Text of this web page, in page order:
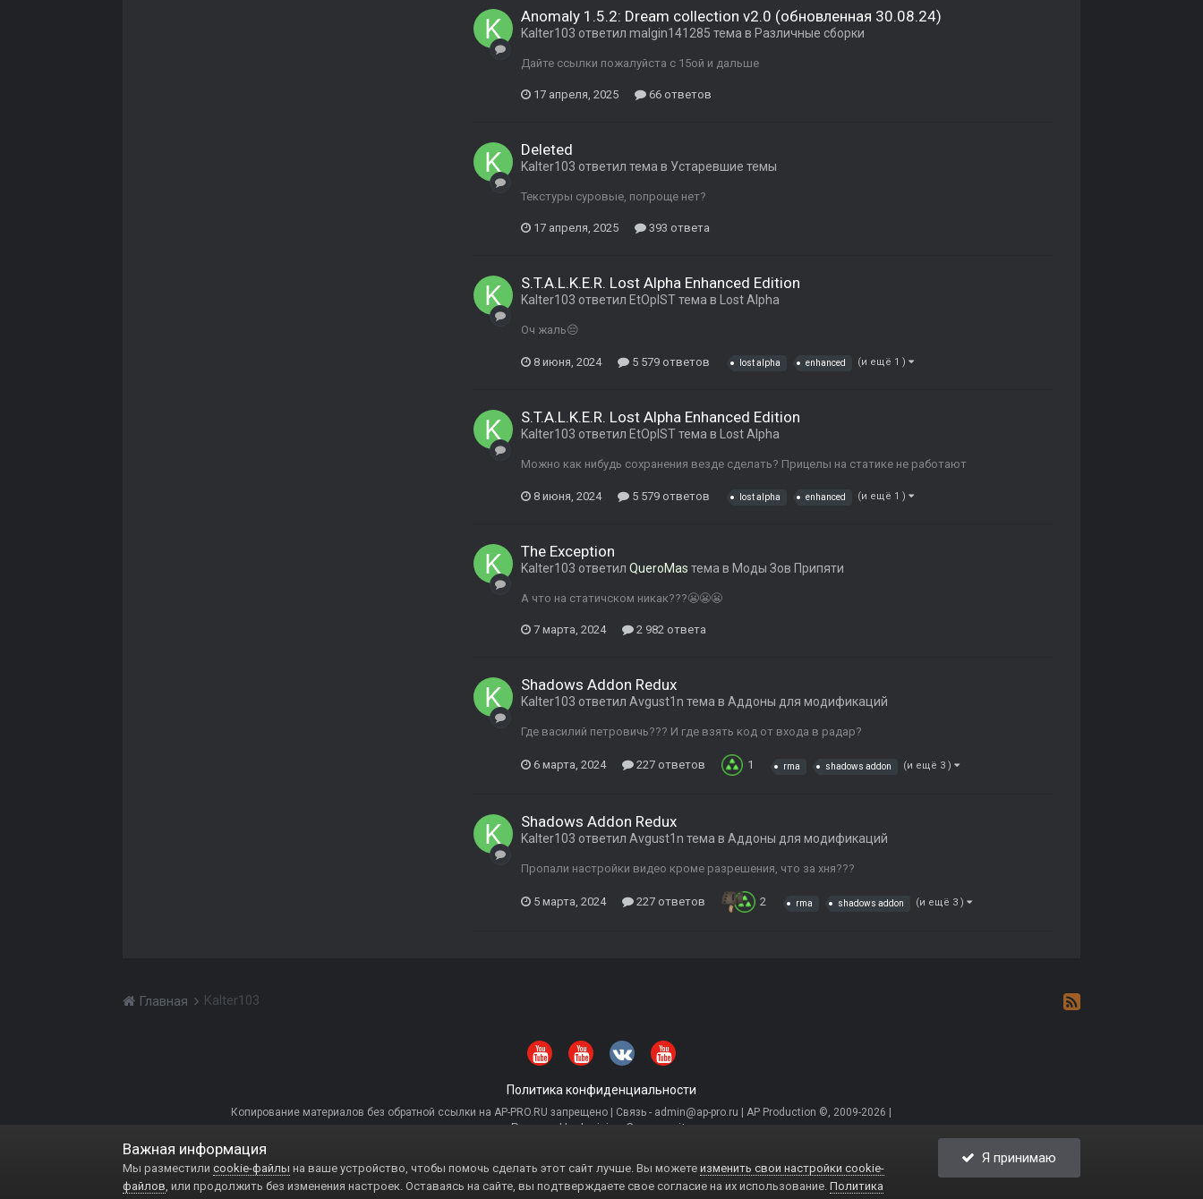
Anomaly 1.5.2: Dream collection v2.0 (обновленная 30.08.24)
Kalter103 ответил malgin141285 тема в Различные сборки
Дайте ссылки пожалуйста c 15ой и дальше
17 апреля, 2025 66 ответов
Deleted
Kalter103 ответил тема в Устаревшие темы
Текстуры суровые, попроще нет?
17 апреля, 2025 393 ответа
S.T.A.L.K.E.R. Lost Alpha Enhanced Edition
Kalter103 ответил EtOpISTтема в Lost Alpha
Оч жаль😔
8 июня, 2024 5 579 ответов lost alpha enhanced (и ещё 1 )
S.T.A.L.K.E.R. Lost Alpha Enhanced Edition
Kalter103 ответил EtOpISTтема в Lost Alpha
Можно как нибудь сохранения везде сделать? Прицелы на статике не работают
8 июня, 2024 5 579 ответов lost alpha enhanced (и ещё 1 )
The Exception
Kalter103 ответил QueroMas тема в Моды Зов Припяти
А что на статичском никак???😬😬😬
7 марта, 2024 2 982 ответа
Shadows Addon Redux
Kalter103 ответил Avgust1n тема в Аддоны для модификаций
Где василий петровичь??? И где взять код от входа в радар?
6 марта, 2024 227 ответов 1 rma shadows addon (и ещё 3 )
Shadows Addon Redux
Kalter103 ответил Avgust1n тема в Аддоны для модификаций
Пропали настройки видео кроме разрешения, что за хня???
5 марта, 2024 227 ответов 2 rma shadows addon (и ещё 3 )
Главная Kalter103
Политика конфиденциальности
Копирование материалов без обратной ссылки на AP-PRO.RU запрещено | Связь - admin@ap-pro.ru | AP Production ©, 2009-2026 |
Powered by Invision Community
Важная информация
Мы разместили cookie-файлы на ваше устройство, чтобы помочь сделать этот сайт лучше. Вы можете изменить свои настройки cookie-
файлов, или продолжить без изменения настроек. Оставаясь на сайте, вы подтверждаете свое согласие на их использование. Политика
Я принимаю